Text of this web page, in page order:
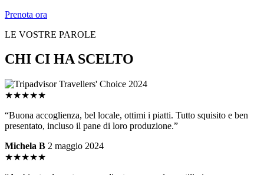
Prenota ora
LE VOSTRE PAROLE
CHI CI HA SCELTO
★★★★★
“Buona accoglienza, bel locale, ottimi i piatti. Tutto squisito e ben
presentato, incluso il pane di loro produzione.”
Michela B 2 maggio 2024
★★★★★